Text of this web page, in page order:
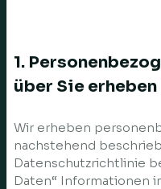
1.
über Sie erheben
Wir erheben
nachstehend
Datenschutzrichtlinie
Daten“ Informationen